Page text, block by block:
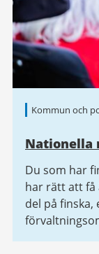
Kommun och
Nationella
Du som har
har rätt att få
del på